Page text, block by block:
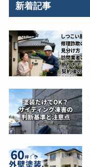
新着記事